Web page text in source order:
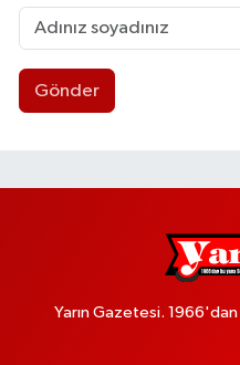
Gönder
Yarın Gazetesi.